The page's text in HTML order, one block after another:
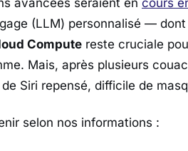
avancées seraient en cours
(LLM) personnalisé —
Compute reste cruciale
Mais, après plusieurs
Siri repensé, difficile de
selon nos informations :